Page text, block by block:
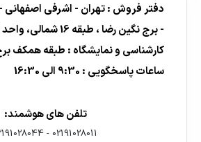
دفتر فروش : تهران - اشرفی اصفهانی -
- برج نگین رضا ، طبقه 16 شمالی، واحد 1602
کارشناسی و نمایشگاه : طبقه همکف
ساعات پاسخگویی : 9:30 الی 16:30
تلفن های هوشمند:
02191028011
-